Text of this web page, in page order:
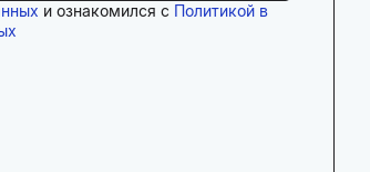
и ознакомился с Политикой в